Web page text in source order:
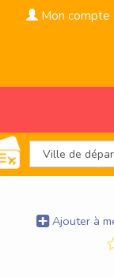
Mon compte
Ajouter à